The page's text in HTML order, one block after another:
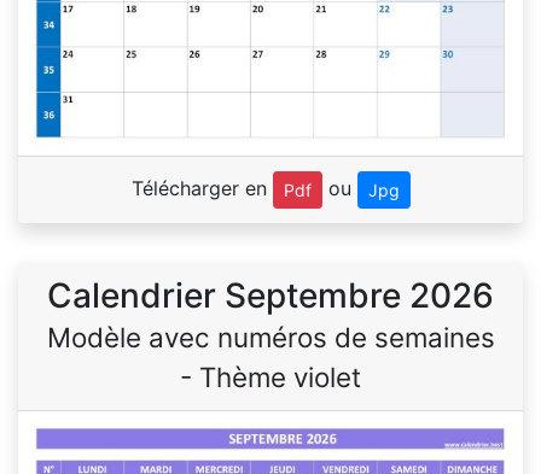
Télécharger en Pdf ou Jpg
Calendrier Septembre 2026
Modèle avec numéros de semaines
- Thème violet